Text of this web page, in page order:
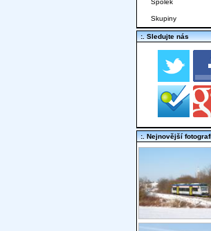
Spolek
Skupiny
:. Sledujte nás
:. Nejnovější